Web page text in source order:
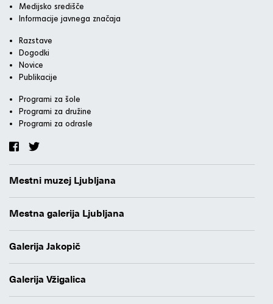
Medijsko središče
Informacije javnega značaja
Razstave
Dogodki
Novice
Publikacije
Programi za šole
Programi za družine
Programi za odrasle
Mestni muzej Ljubljana
Mestna galerija Ljubljana
Galerija Jakopič
Galerija Vžigalica